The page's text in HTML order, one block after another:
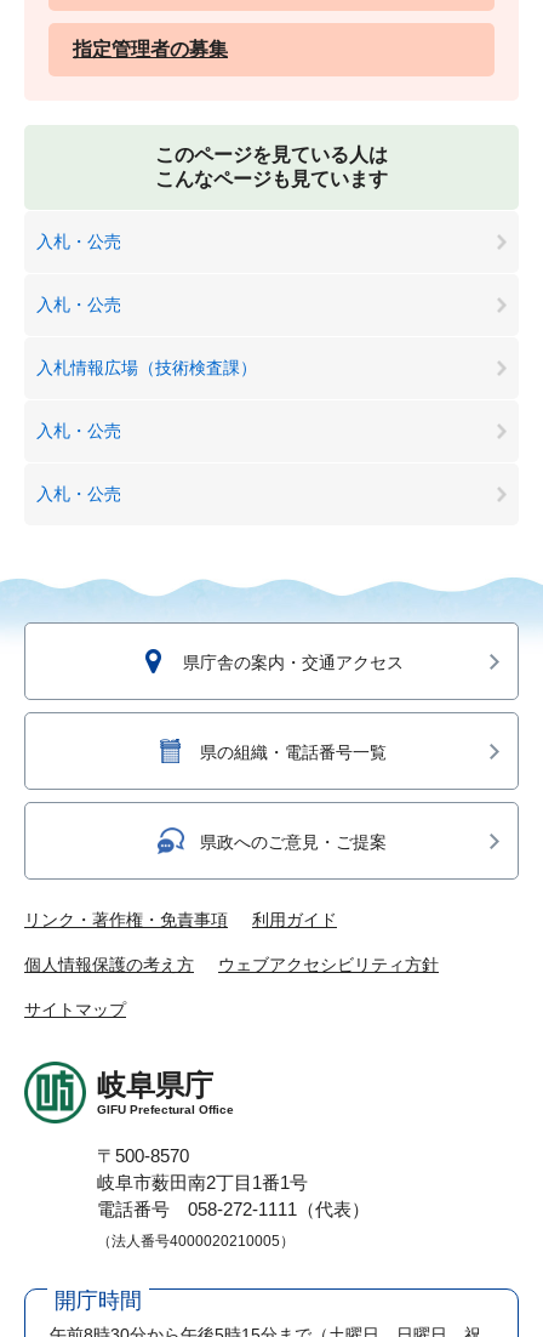
指定管理者の募集
このページを見ている人は
こんなページも見ています
入札・公売
入札・公売
入札情報広場（技術検査課）
入札・公売
入札・公売
県庁舎の案内・交通アクセス
県の組織・電話番号一覧
県政へのご意見・ご提案
リンク・著作権・免責事項 利用ガイド
個人情報保護の考え方 ウェブアクセシビリティ方針
サイトマップ
岐阜県庁
GIFU Prefectural Office
〒500-8570
岐阜市薮田南2丁目1番1号
電話番号 058-272-1111（代表）
（法人番号4000020210005）
開庁時間